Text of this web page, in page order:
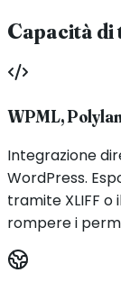
Capacità di
WPML,
Integrazione
WordPress.
tramite XLIFF o
rompere i